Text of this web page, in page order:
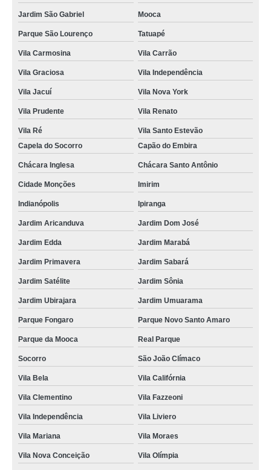
Jardim São Gabriel Mooca
Parque São Lourenço Tatuapé
Vila Carmosina Vila Carrão
Vila Graciosa Vila Independência
Vila Jacuí Vila Nova York
Vila Prudente Vila Renato
Vila Ré
Vila Santo Estevão
Capela do Socorro
Capão do Embira
Chácara Inglesa Chácara Santo Antônio
Cidade Monções Imirim
Indianópolis Ipiranga
Jardim Aricanduva Jardim Dom José
Jardim Edda Jardim Marabá
Jardim Primavera Jardim Sabará
Jardim Satélite Jardim Sônia
Jardim Ubirajara Jardim Umuarama
Parque Fongaro Parque Novo Santo Amaro
Parque da Mooca Real Parque
Socorro São João Clímaco
Vila Bela Vila Califórnia
Vila Clementino Vila Fazzeoni
Vila Independência Vila Liviero
Vila Mariana Vila Moraes
Vila Nova Conceição Vila Olímpia